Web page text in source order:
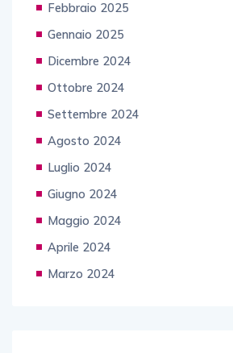
Febbraio 2025
Gennaio 2025
Dicembre 2024
Ottobre 2024
Settembre 2024
Agosto 2024
Luglio 2024
Giugno 2024
Maggio 2024
Aprile 2024
Marzo 2024